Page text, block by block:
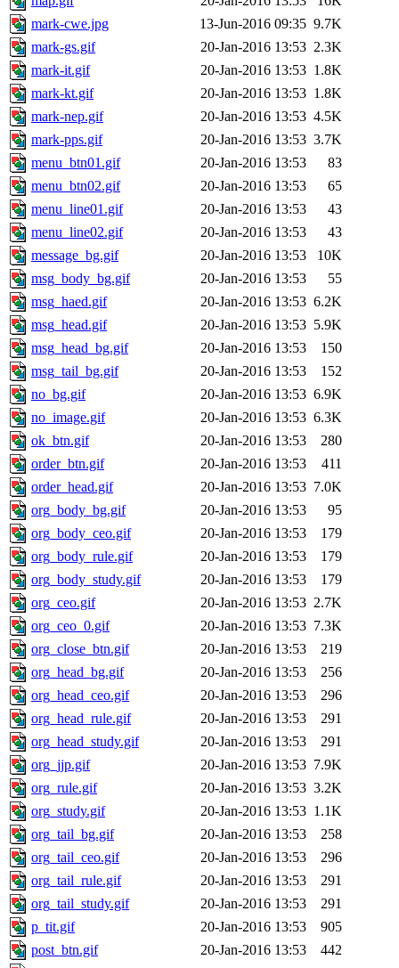
mark-cwe.jpg
13-Jun-2016 09:35 9.7K
mark-gs.gif
20-Jan-2016 13:53 2.3K
mark-it.gif
20-Jan-2016 13:53 1.8K
mark-kt.gif
20-Jan-2016 13:53 1.8K
mark-nep.gif
20-Jan-2016 13:53 4.5K
mark-pps.gif
20-Jan-2016 13:53 3.7K
menu_btn01.gif
20-Jan-2016 13:53
83
menu_btn02.gif
20-Jan-2016 13:53
65
menu_line01.gif
20-Jan-2016 13:53
43
menu_line02.gif
20-Jan-2016 13:53
43
message_bg.gif
20-Jan-2016 13:53
10K
msg_body_bg.gif
20-Jan-2016 13:53
55
msg_haed.gif
20-Jan-2016 13:53 6.2K
msg_head.gif
20-Jan-2016 13:53 5.9K
msg_head_bg.gif
20-Jan-2016 13:53
150
msg_tail_bg.gif
20-Jan-2016 13:53
152
no_bg.gif
20-Jan-2016 13:53 6.9K
no_image.gif
20-Jan-2016 13:53 6.3K
ok_btn.gif
20-Jan-2016 13:53
280
order_btn.gif
20-Jan-2016 13:53
411
order_head.gif
20-Jan-2016 13:53 7.0K
org_body_bg.gif
20-Jan-2016 13:53
95
org_body_ceo.gif
20-Jan-2016 13:53
179
org_body_rule.gif
20-Jan-2016 13:53
179
org_body_study.gif
20-Jan-2016 13:53
179
org_ceo.gif
20-Jan-2016 13:53 2.7K
org_ceo_0.gif
20-Jan-2016 13:53 7.3K
org_close_btn.gif
20-Jan-2016 13:53
219
org_head_bg.gif
20-Jan-2016 13:53
256
org_head_ceo.gif
20-Jan-2016 13:53
296
org_head_rule.gif
20-Jan-2016 13:53
291
org_head_study.gif
20-Jan-2016 13:53
291
org_jjp.gif
20-Jan-2016 13:53 7.9K
org_rule.gif
20-Jan-2016 13:53 3.2K
org_study.gif
20-Jan-2016 13:53 1.1K
org_tail_bg.gif
20-Jan-2016 13:53
258
org_tail_ceo.gif
20-Jan-2016 13:53
296
org_tail_rule.gif
20-Jan-2016 13:53
291
org_tail_study.gif
20-Jan-2016 13:53
291
p_tit.gif
20-Jan-2016 13:53
905
post_btn.gif
20-Jan-2016 13:53
442